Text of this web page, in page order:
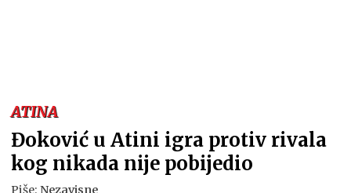
ATINA
Đoković u Atini igra protiv rivala
kog nikada nije pobijedio
Piše: Nezavisne